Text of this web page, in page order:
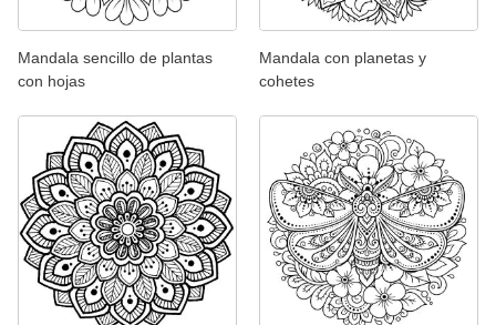
Mandala sencillo de plantas
con hojas
Mandala con planetas y
cohetes